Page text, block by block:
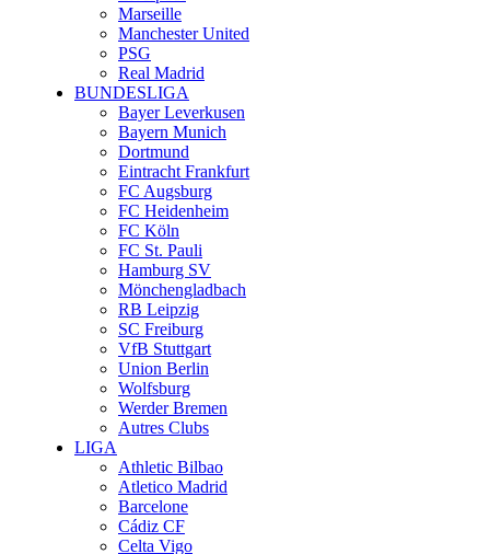
Marseille
Manchester United
PSG
Real Madrid
BUNDESLIGA
Bayer Leverkusen
Bayern Munich
Dortmund
Eintracht Frankfurt
FC Augsburg
FC Heidenheim
FC Köln
FC St. Pauli
Hamburg SV
Mönchengladbach
RB Leipzig
SC Freiburg
VfB Stuttgart
Union Berlin
Wolfsburg
Werder Bremen
Autres Clubs
LIGA
Athletic Bilbao
Atletico Madrid
Barcelone
Cádiz CF
Celta Vigo